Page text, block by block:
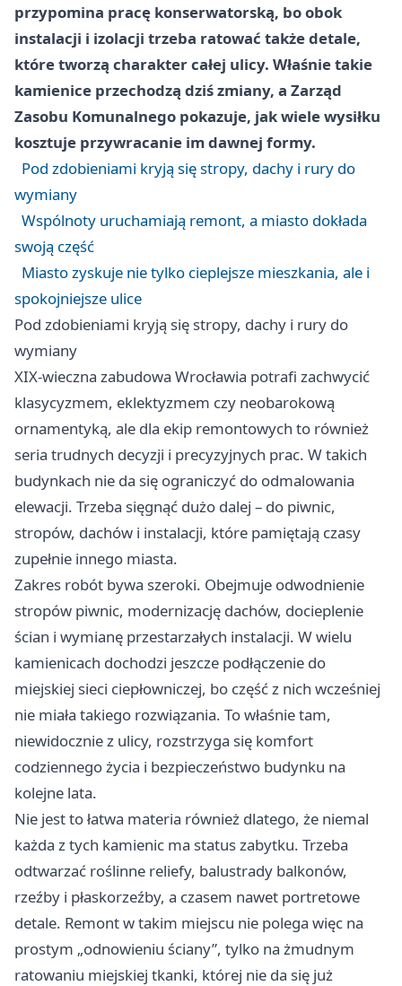
przypomina pracę konserwatorską, bo obok
instalacji i izolacji trzeba ratować także detale,
które tworzą charakter całej ulicy. Właśnie takie
kamienice przechodzą dziś zmiany, a Zarząd
Zasobu Komunalnego pokazuje, jak wiele wysiłku
kosztuje przywracanie im dawnej formy.
Pod zdobieniami kryją się stropy, dachy i rury do
wymiany
Wspólnoty uruchamiają remont, a miasto dokłada
swoją część
Miasto zyskuje nie tylko cieplejsze mieszkania, ale i
spokojniejsze ulice
Pod zdobieniami kryją się stropy, dachy i rury do
wymiany
XIX-wieczna zabudowa Wrocławia potrafi zachwycić
klasycyzmem, eklektyzmem czy neobarokową
ornamentyką, ale dla ekip remontowych to również
seria trudnych decyzji i precyzyjnych prac. W takich
budynkach nie da się ograniczyć do odmalowania
elewacji. Trzeba sięgnąć dużo dalej – do piwnic,
stropów, dachów i instalacji, które pamiętają czasy
zupełnie innego miasta.
Zakres robót bywa szeroki. Obejmuje odwodnienie
stropów piwnic, modernizację dachów, docieplenie
ścian i wymianę przestarzałych instalacji. W wielu
kamienicach dochodzi jeszcze podłączenie do
miejskiej sieci ciepłowniczej, bo część z nich wcześniej
nie miała takiego rozwiązania. To właśnie tam,
niewidocznie z ulicy, rozstrzyga się komfort
codziennego życia i bezpieczeństwo budynku na
kolejne lata.
Nie jest to łatwa materia również dlatego, że niemal
każda z tych kamienic ma status zabytku. Trzeba
odtwarzać roślinne reliefy, balustrady balkonów,
rzeźby i płaskorzeźby, a czasem nawet portretowe
detale. Remont w takim miejscu nie polega więc na
prostym „odnowieniu ściany”, tylko na żmudnym
ratowaniu miejskiej tkanki, której nie da się już